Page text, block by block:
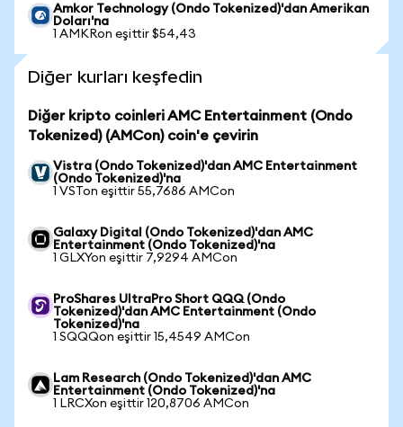
Amkor Technology (Ondo Tokenized)'dan Amerikan
Doları'na
1 AMKRon eşittir $54,43
Diğer kurları keşfedin
Diğer kripto coinleri AMC Entertainment (Ondo
Tokenized) (AMCon) coin'e çevirin
Vistra (Ondo Tokenized)'dan AMC Entertainment
(Ondo Tokenized)'na
1 VSTon eşittir 55,7686 AMCon
Galaxy Digital (Ondo Tokenized)'dan AMC
Entertainment (Ondo Tokenized)'na
1 GLXYon eşittir 7,9294 AMCon
ProShares UltraPro Short QQQ (Ondo
Tokenized)'dan AMC Entertainment (Ondo
Tokenized)'na
1 SQQQon eşittir 15,4549 AMCon
Lam Research (Ondo Tokenized)'dan AMC
Entertainment (Ondo Tokenized)'na
1 LRCXon eşittir 120,8706 AMCon